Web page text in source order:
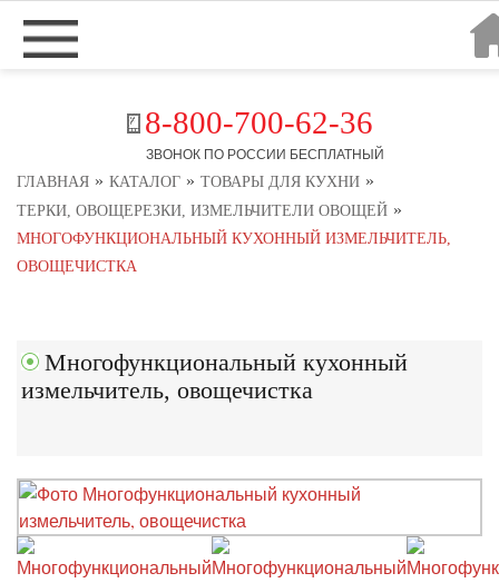
8-800-700-62-36
ЗВОНОК ПО РОССИИ БЕСПЛАТНЫЙ
ГЛАВНАЯ » КАТАЛОГ » ТОВАРЫ ДЛЯ КУХНИ »
ТЕРКИ, ОВОЩЕРЕЗКИ, ИЗМЕЛЬЧИТЕЛИ ОВОЩЕЙ »
МНОГОФУНКЦИОНАЛЬНЫЙ КУХОННЫЙ ИЗМЕЛЬЧИТЕЛЬ,
ОВОЩЕЧИСТКА
Многофункциональный кухонный
измельчитель, овощечистка